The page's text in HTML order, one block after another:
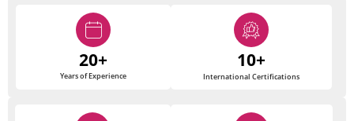
20+
Years of Experience
10+
International Certifications